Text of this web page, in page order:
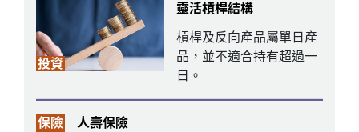
投資
靈活槓桿結構
槓桿及反向產品屬單日產
品，並不適合持有超過一
日。
保險
人壽保險